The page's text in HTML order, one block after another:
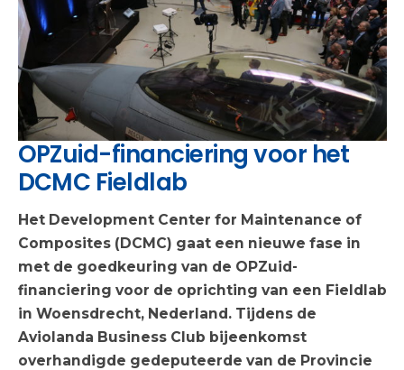
OPZuid-financiering voor het
DCMC Fieldlab
Het Development Center for Maintenance of
Composites (DCMC) gaat een nieuwe fase in
met de goedkeuring van de OPZuid-
financiering voor de oprichting van een Fieldlab
in Woensdrecht, Nederland. Tijdens de
Aviolanda Business Club bijeenkomst
overhandigde gedeputeerde van de Provincie